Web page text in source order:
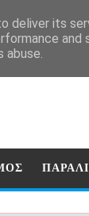
deliver its
abuse.